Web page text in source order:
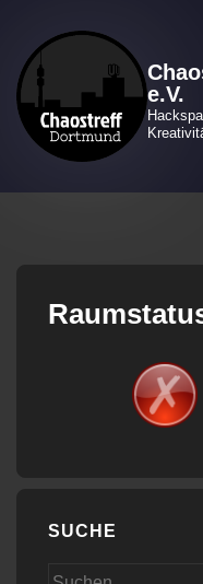
Inhalt
e.V.
SUCHE
Suchen